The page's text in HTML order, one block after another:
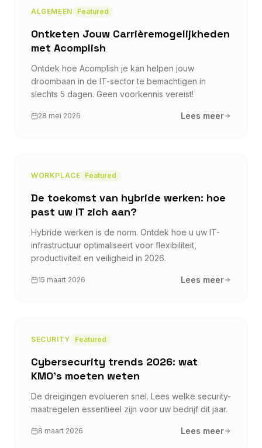
ALGEMEEN Featured
Ontketen Jouw Carrièremogelijkheden
met Acomplish
Ontdek hoe Acomplish je kan helpen jouw
droombaan in de IT-sector te bemachtigen in
slechts 5 dagen. Geen voorkennis vereist!
28 mei 2026 Lees meer
WORKPLACE Featured
De toekomst van hybride werken: hoe
past uw IT zich aan?
Hybride werken is de norm. Ontdek hoe u uw IT-
infrastructuur optimaliseert voor flexibiliteit,
productiviteit en veiligheid in 2026.
15 maart 2026 Lees meer
SECURITY Featured
Cybersecurity trends 2026: wat
KMO's moeten weten
De dreigingen evolueren snel. Lees welke security-
maatregelen essentieel zijn voor uw bedrijf dit jaar.
8 maart 2026 Lees meer